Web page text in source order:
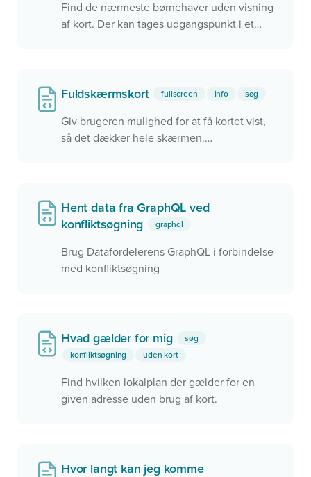
Find de nærmeste børnehaver uden visning
af kort. Der kan tages udgangspunkt i et
Fuldskærmskort fullscreen info søg
Giv brugeren mulighed for at få kortet vist,
så det dækker hele skærmen.
Hent data fra GraphQL ved
konfliktsøgning
graphql
Brug Datafordelerens GraphQL i forbindelse
med konfliktsøgning
Hvad gælder for mig
søg
konfliktsøgning
uden kort
Find hvilken lokalplan der gælder for en
given adresse uden brug af kort.
Hvor langt kan jeg komme